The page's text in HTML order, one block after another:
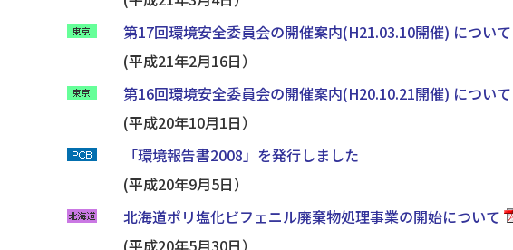
第17回環境安全委員会の開催案内(H21.03.10開催) について
(平成21年2月16日）
第16回環境安全委員会の開催案内(H20.10.21開催) について
(平成20年10月1日）
「環境報告書2008」を発行しました
(平成20年9月5日）
北海道ポリ塩化ビフェニル廃棄物処理事業の開始について
(平成20年5月30日）